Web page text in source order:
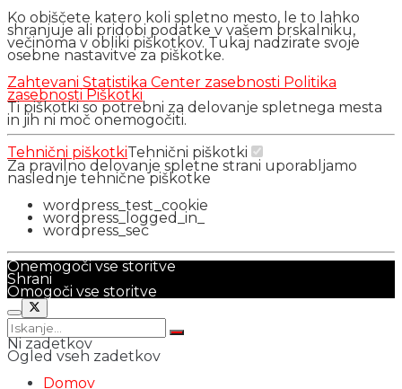
Ko obiščete katero koli spletno mesto, le to lahko
shranjuje ali pridobi podatke v vašem brskalniku,
večinoma v obliki piškotkov. Tukaj nadzirate svoje
osebne nastavitve za piškotke.
Zahtevani Statistika Center zasebnosti Politika
zasebnostiPiškotki
Ti piškotki so potrebni za delovanje spletnega mesta
in jih ni moč onemogočiti.
Tehnični piškotkiTehnični piškotki
Za pravilno delovanje spletne strani uporabljamo
naslednje tehnične piškotke
wordpress_test_cookie
wordpress_logged_in_
wordpress_sec
Onemogoči vse storitve
Shrani
Omogoči vse storitve
Ni zadetkov
Ogled vseh zadetkov
Domov